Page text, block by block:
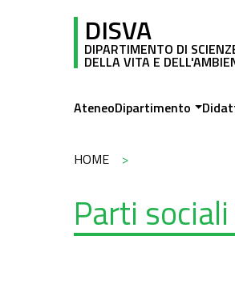
DISVA
DIPARTIMENTO DI
DELLA VITA E
Main
AteneoDipartimento
Briciole di pane
HOME
Parti